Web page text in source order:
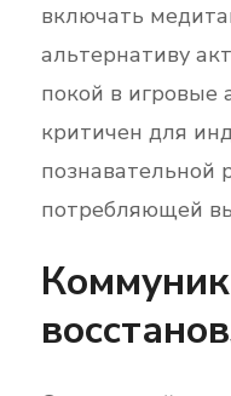
включать
альтернативу
покой в игровые
критичен для
познавательной
потребляющей